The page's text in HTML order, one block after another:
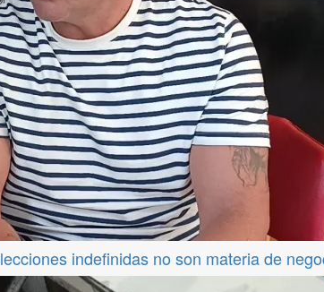
indefinidas no son materia de